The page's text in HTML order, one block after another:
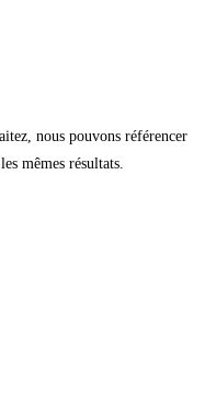
nous pouvons référencer
mêmes résultats.